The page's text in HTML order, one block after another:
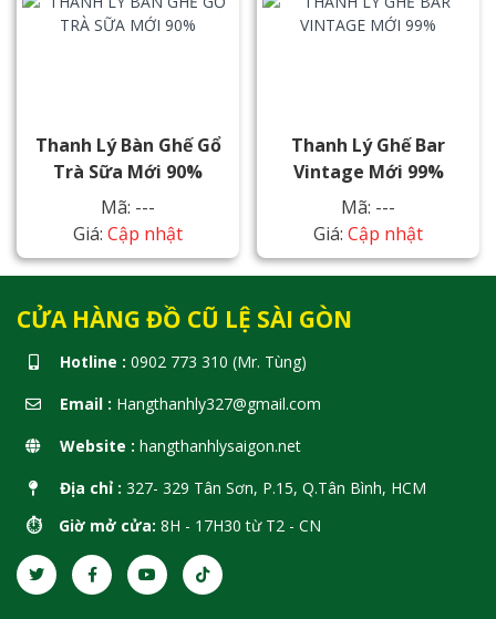
Thanh Lý Bàn Ghế Gổ
Trà Sữa Mới 90%
Mã: ---
Giá: Cập nhật
Thanh Lý Ghế Bar
Vintage Mới 99%
Mã: ---
Giá: Cập nhật
CỬA HÀNG ĐỒ CŨ LỆ SÀI GÒN
Hotline : 0902 773 310 (Mr. Tùng)
Email : Hangthanhly327@gmail.com
Website : hangthanhlysaigon.net
Địa chỉ : 327- 329 Tân Sơn, P.15, Q.Tân Bình, HCM
⏱️ Giờ mở cửa: 8H - 17H30 từ T2 - CN